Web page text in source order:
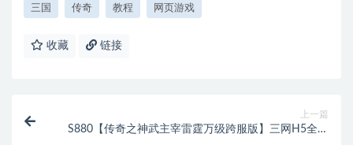
三国 传奇 教程 网页游戏
收藏 链接
上一篇
S880【传奇之神武主宰雷霆万级跨服版】三网H5全网